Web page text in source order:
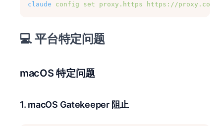
claude
config set proxy.https https://
💻 平台特定问题
macOS 特定问题
1. macOS Gatekeeper 阻止